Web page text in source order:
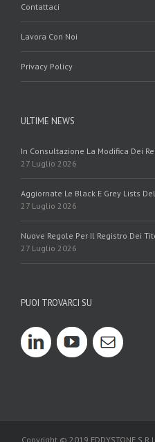
Contattaci
Lavora Con Noi
Privacy Policy
ULTIME NEWS
In Consultazione La Modifica Dei
27 Luglio 2026
Aggiornate Le Black E Grey Lists Del
27 Luglio 2026
Nuove Regole Per Il Registro Dei
27 Luglio 2026
PUOI TROVARCI SU
Copyright © 2019 EDDYSTONE